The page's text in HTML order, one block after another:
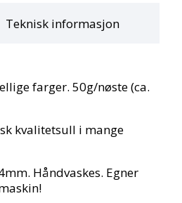
Teknisk informasjon
farger. 50g/nøste (ca.
kvalitetsull i mange
Håndvaskes. Egner